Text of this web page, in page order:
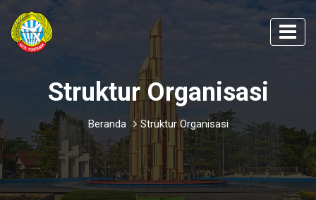
Struktur Organisasi
Beranda Struktur Organisasi